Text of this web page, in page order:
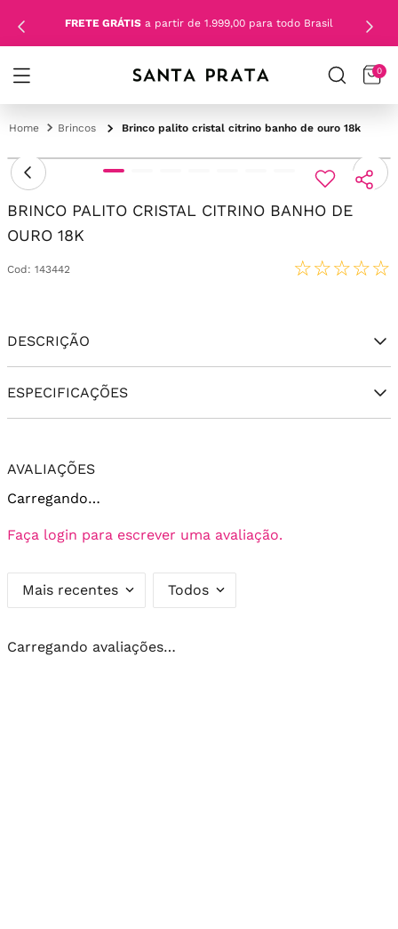
FRETE GRÁTIS a partir de 1.999,00 para todo Brasil
0
Brincos Brinco palito cristal citrino banho de ouro 18k
BRINCO PALITO CRISTAL CITRINO BANHO DE
OURO 18K
Cod : 143442 ☆☆☆☆☆
DESCRIÇÃO
ESPECIFICAÇÕES
AVALIAÇÕES
Carregando…
Faça login para escrever uma avaliação.
Mais recentes Todos
Carregando avaliações…